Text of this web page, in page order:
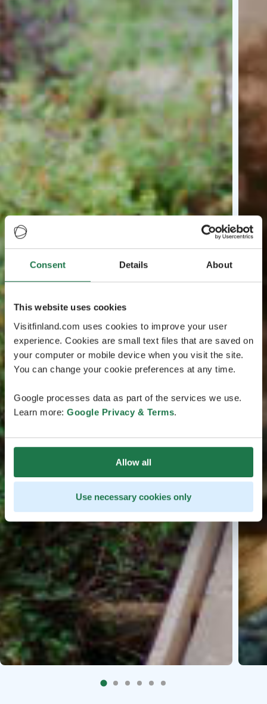
Consent Details About
This website uses cookies
Visitfinland.com uses cookies to improve your user
experience. Cookies are small text files that are saved on
your computer or mobile device when you visit the site.
You can change your cookie preferences at any time.
Google processes data as part of the services we use.
Learn more: Google Privacy & Terms.
Allow all
Use necessary cookies only